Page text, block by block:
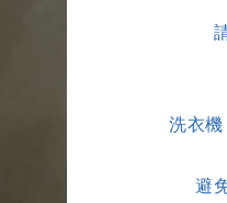
洗衣
避